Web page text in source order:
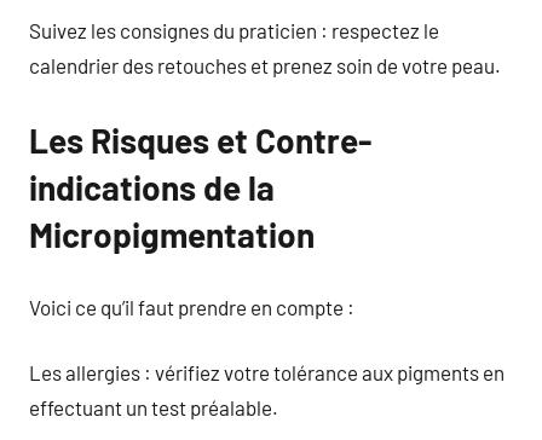
Suivez les consignes du praticien : respectez le
calendrier des retouches et prenez soin de votre peau.
Les Risques et Contre-
indications de la
Micropigmentation
Voici ce qu’il faut prendre en compte :
Les allergies : vérifiez votre tolérance aux pigments en
effectuant un test préalable.